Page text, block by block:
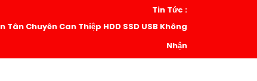
Tin Tức :
Tân Chuyên Can Thiệp HDD SSD USB Không
Nhận